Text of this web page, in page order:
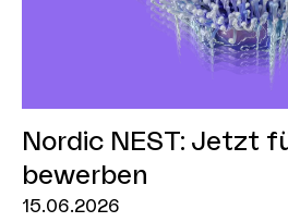
Nordic NEST: Jetzt
bewerben
15.06.2026